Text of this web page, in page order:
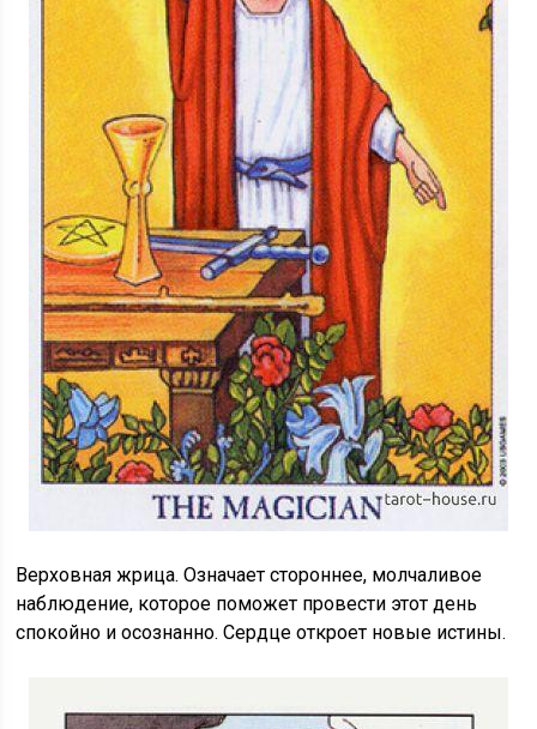
Верховная жрица. Означает стороннее, молчаливое
наблюдение, которое поможет провести этот день
спокойно и осознанно. Сердце откроет новые истины.